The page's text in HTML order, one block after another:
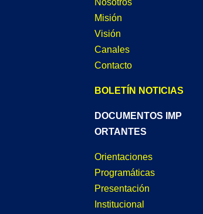
Misión
Visión
Canales
Contacto
BOLETÍN NOTICIAS
DOCUMENTOS IMP
ORTANTES
Orientaciones
Programáticas
Presentación
Institucional